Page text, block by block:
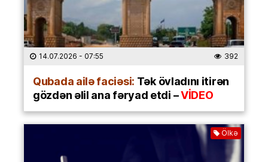
14.07.2026 - 07:55 392
Qubada ailə faciəsi: Tək övladını itirən
gözdən əlil ana fəryad etdi –VİDEO
Ölkə